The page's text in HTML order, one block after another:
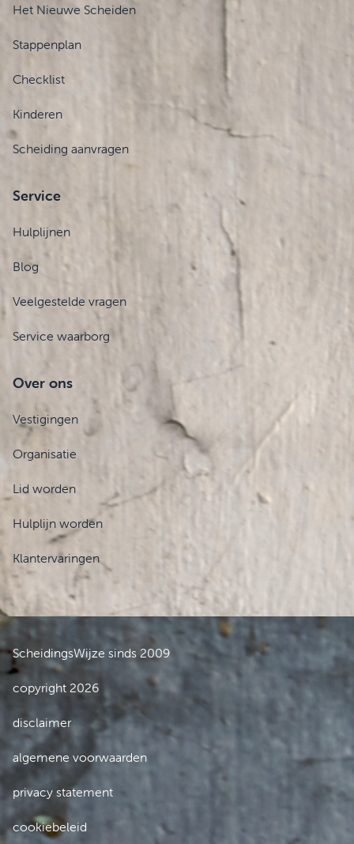
Het Nieuwe Scheiden
Stappenplan
Checklist
Kinderen
Scheiding aanvragen
Service
Hulplijnen
Blog
Veelgestelde vragen
Service waarborg
Over ons
Vestigingen
Organisatie
Lid worden
Hulplijn worden
Klantervaringen
ScheidingsWijze sinds 2009
copyright 2026
disclaimer
algemene voorwaarden
privacy statement
cookiebeleid